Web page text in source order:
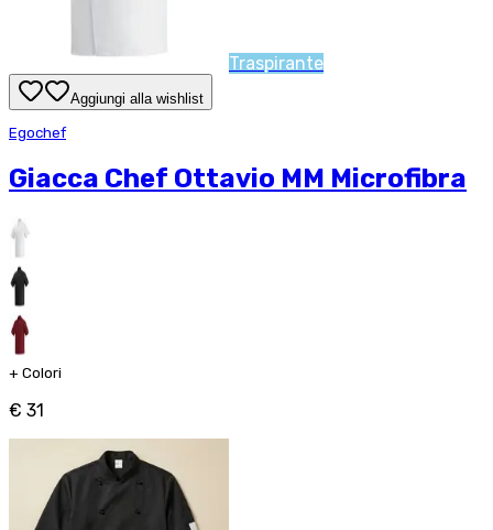
Traspirante
Aggiungi alla wishlist
Egochef
Giacca Chef Ottavio MM Microfibra
+ Colori
€ 31